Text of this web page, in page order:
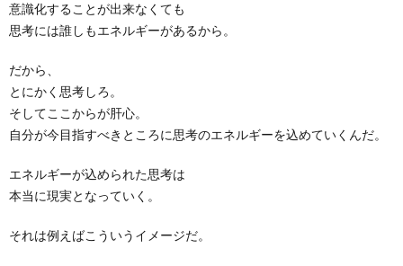
意識化することが出来なくても
思考には誰しもエネルギーがあるから。
だから、
とにかく思考しろ。
そしてここからが肝心。
自分が今目指すべきところに思考のエネルギーを込めていくんだ。
エネルギーが込められた思考は
本当に現実となっていく。
それは例えばこういうイメージだ。